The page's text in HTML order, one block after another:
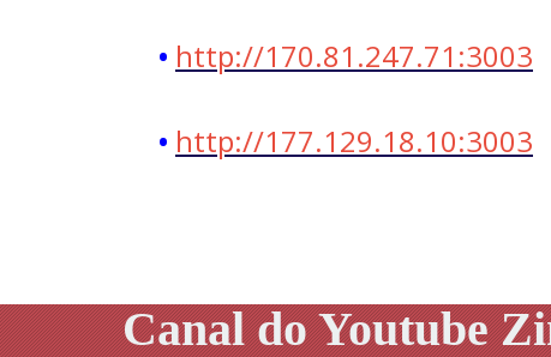
• http://170.81.247.71:3003
• http://177.129.18.10:3003
Canal do Youtube